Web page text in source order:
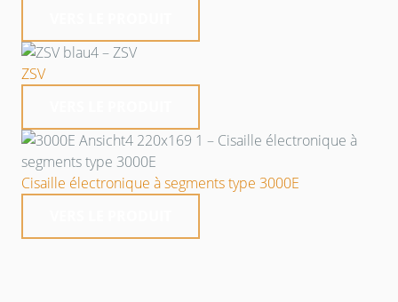
ZSV
Cisaille électronique à segments type 3000E